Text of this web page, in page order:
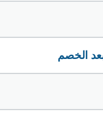
الخصم